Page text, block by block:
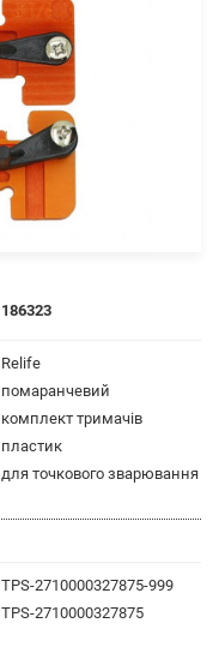
186323
Relife
помаранчевий
комплект тримачів
пластик
для точкового зварювання
TPS-2710000327875-999
TPS-2710000327875